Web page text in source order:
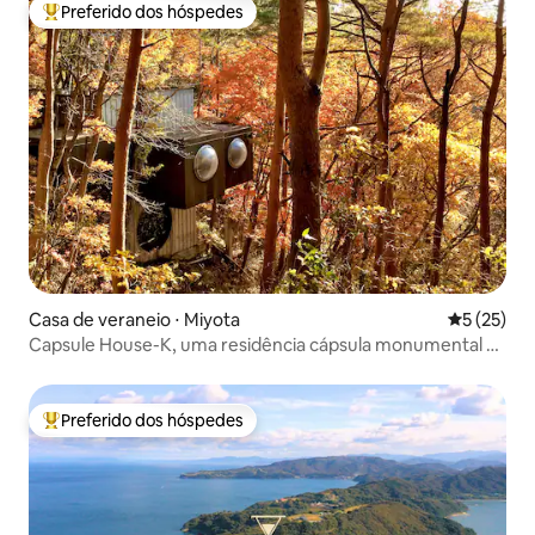
Entre os melhores preferidos dos hóspedes
Preferido dos hóspedes
Casa de veraneio ⋅ Miyota 5 de uma
5 (25)
Capsule House-K, uma residência cápsula monumental na
Entre os melhores preferidos dos hóspedes
Preferido dos hóspedes